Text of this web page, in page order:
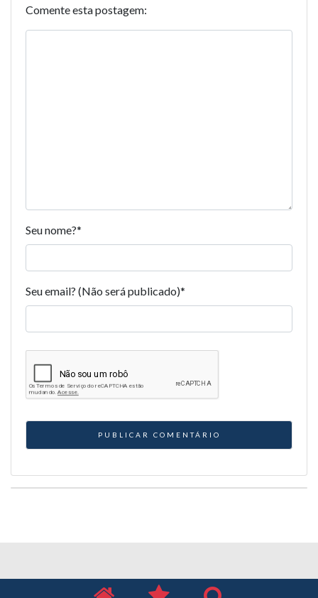
Comente esta postagem:
Seu nome?*
Seu email? (Não será publicado)*